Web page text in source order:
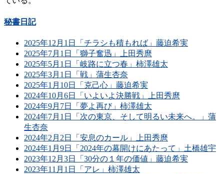
秘書日記
2025年12月1日「チラシも積もれば」藤迫希実
2025年7月1日「獅子奮迅」上田秀麿
2025年5月1日「岐路に立つ春」柿澤雄太
2025年3月1日「戦」蒲生杏奈
2025年1月10日「克己心」藤迫希実
2024年10月6日「いよいよ決勝戦」上田秀麿
2024年9月7日「夢よ再び」柿澤雄太
2024年7月1日「次の東京、そして明るい未来へ。」蒲
生杏奈
2024年2月2日「安息のカール」上田秀麿
2024年1月9日「2024年の幕開けにあたって」土橋雄宇
2023年12月3日「30分の１年の価値」藤迫希実
2023年11月1日「アレ」柿澤雄太